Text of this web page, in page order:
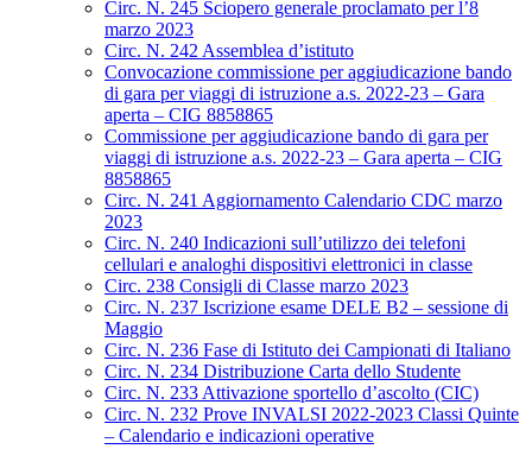
Circ. N. 245 Sciopero generale proclamato per l’8
marzo 2023
Circ. N. 242 Assemblea d’istituto
Convocazione commissione per aggiudicazione bando
di gara per viaggi di istruzione a.s. 2022-23 – Gara
aperta – CIG 8858865
Commissione per aggiudicazione bando di gara per
viaggi di istruzione a.s. 2022-23 – Gara aperta – CIG
8858865
Circ. N. 241 Aggiornamento Calendario CDC marzo
2023
Circ. N. 240 Indicazioni sull’utilizzo dei telefoni
cellulari e analoghi dispositivi elettronici in classe
Circ. 238 Consigli di Classe marzo 2023
Circ. N. 237 Iscrizione esame DELE B2 – sessione di
Maggio
Circ. N. 236 Fase di Istituto dei Campionati di Italiano
Circ. N. 234 Distribuzione Carta dello Studente
Circ. N. 233 Attivazione sportello d’ascolto (CIC)
Circ. N. 232 Prove INVALSI 2022-2023 Classi Quinte
– Calendario e indicazioni operative